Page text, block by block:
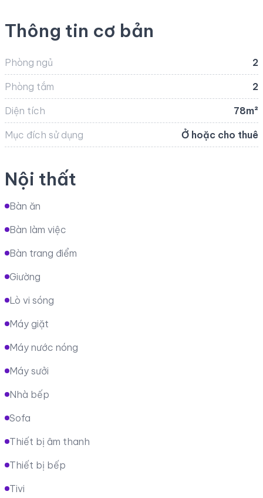
Thông tin cơ bản
Phòng ngủ 2
Phòng tắm 2
Diện tích 78m²
Mục đích sử dụng Ở hoặc cho thuê
Nội thất
Bàn ăn
Bàn làm việc
Bàn trang điểm
Giường
Lò vi sóng
Máy giặt
Máy nước nóng
Máy sưởi
Nhà bếp
Sofa
Thiết bị âm thanh
Thiết bị bếp
Tivi